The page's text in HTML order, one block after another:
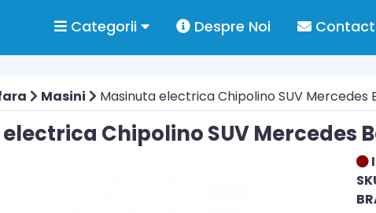
Categorii Despre Noi Contact
Masini Masinuta electrica Chipolino SUV Mercedes
Chipolino SUV Mercedes